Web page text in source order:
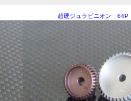
超硬ジュラピニオン